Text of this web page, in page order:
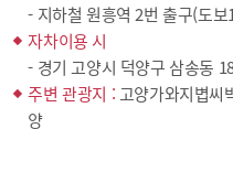
- 지하철 원흥역 2번 출구(도보
자차이용 시
- 경기 고양시 덕양구 삼송동
주변 관광지 : 고양가와지볍씨
양